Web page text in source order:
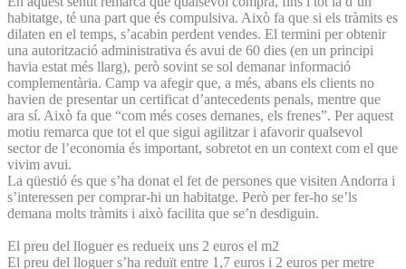
habitatge, té una part que és compulsiva. Això fa que si els tràmits es
dilaten en el temps, s’acabin perdent vendes. El termini per obtenir
una autorització administrativa és avui de 60 dies (en un principi
havia estat més llarg), però sovint se sol demanar informació
complementària. Camp va afegir que, a més, abans els clients no
havien de presentar un certificat d’antecedents penals, mentre que
ara sí. Això fa que “com més coses demanes, els frenes”. Per aquest
motiu remarca que tot el que sigui agilitzar i afavorir qualsevol
sector de l’economia és important, sobretot en un context com el que
vivim avui.
La qüestió és que s’ha donat el fet de persones que visiten Andorra i
s’interessen per comprar-hi un habitatge. Però per fer-ho se’ls
demana molts tràmits i això facilita que se’n desdiguin.
El preu del lloguer es redueix uns 2 euros el m2
El preu del lloguer s’ha reduït entre 1,7 euros i 2 euros per metre